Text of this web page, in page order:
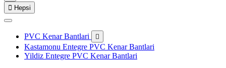
 Hepsi
PVC Kenar Bantlari 
Kastamonu Entegre PVC Kenar Bantlari
Yildiz Entegre PVC Kenar Bantlari